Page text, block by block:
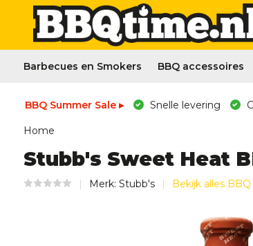
Barbecues en Smokers BBQ accessoires
BBQ Summer Sale ▸ Snelle levering
Home
Stubb's Sweet Heat
Merk: Stubb's Bekijk alles